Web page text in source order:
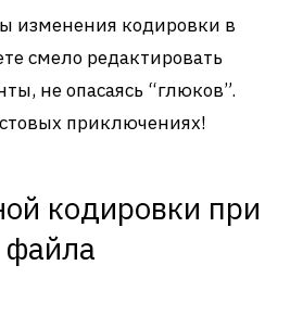
изменения кодировки в
смело редактировать
не опасаясь “глюков”.
приключениях!
кодировки при
файла